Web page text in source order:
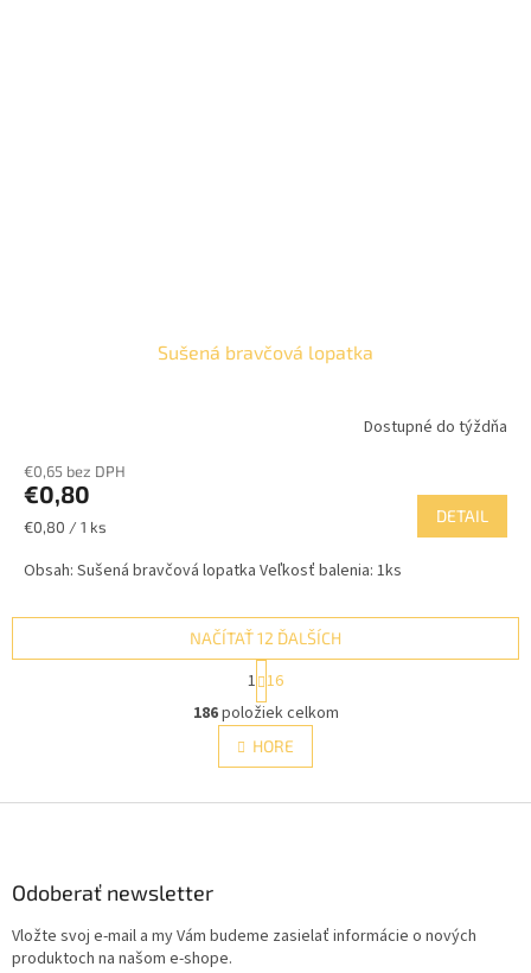
Sušená bravčová lopatka
Dostupné do týždňa
€0,65 bez DPH
€0,80
Jednotková
€0,80 / 1 ks
DETAIL
Obsah: Sušená bravčová lopatka Veľkosť balenia: 1ks
O
v
l
á
r
v
NAČÍTAŤ 12 ĎALŠÍCH
S
t
r
á
n
k
v
1 16
186položiek celkom
HORE
Odoberať newsletter
Vložte svoj e-mail a my Vám budeme zasielať informácie o nových
produktoch na našom e-shope.